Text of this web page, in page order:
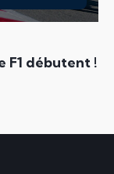
F1 débutent !